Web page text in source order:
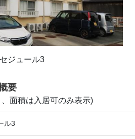
セジュール3
要
面積は入居可のみ表示)
ル3